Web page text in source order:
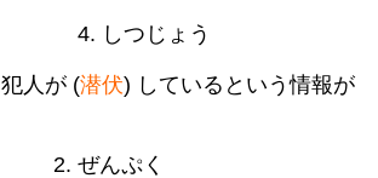
4. しつじょう
人が (潜伏) しているという情報が
ぜんぷく